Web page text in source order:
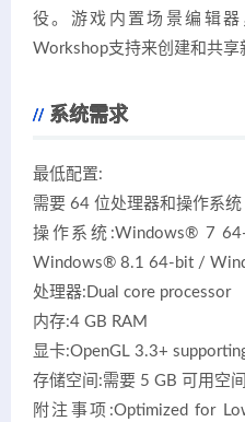
役。游戏内置场景编辑器
Workshop支持来创建和共享
系统需求
最低配置:
需要 64 位处理器和操作系统
操作系统:Windows® 7
Windows® 8.1 64-bit /
处理器:Dual core processor
内存:4 GB RAM
显卡:OpenGL 3.3+
存储空间:需要 5 GB 可用空间
附注事项:Optimized for